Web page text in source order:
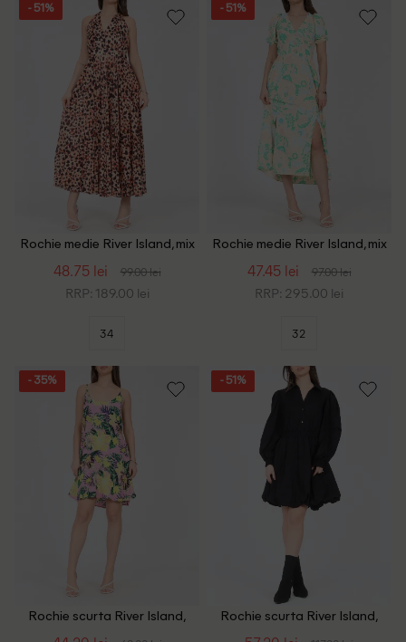
- 51%
Rochie medie River Island, mix
48.75 lei 99.00 lei
RRP: 189.00 lei
34
- 51%
Rochie medie River Island, mix
47.45 lei 97.00 lei
RRP: 295.00 lei
32
- 35%
Rochie scurta River Island,
- 51%
Rochie scurta River Island,